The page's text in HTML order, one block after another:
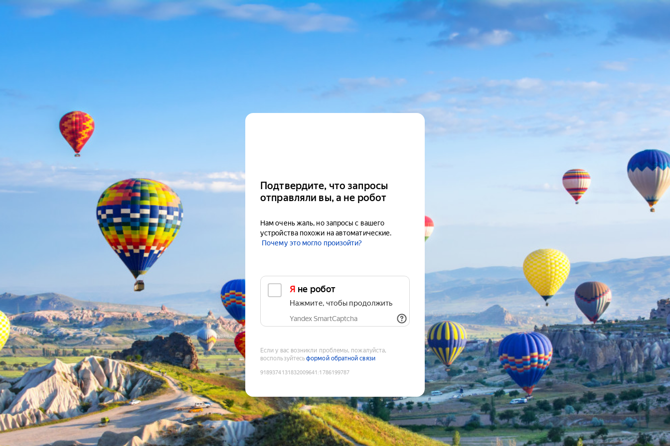
Подтвердите, что запросы
отправляли вы, а не робот
Нам очень жаль, но запросы с вашего
устройства похожи на автоматические.
Почему это могло произойти?
Я не робот
Нажмите, чтобы продолжить
Yandex SmartCaptcha
Если у вас возникли проблемы, пожалуйста,
воспользуйтесьформой обратной связи
9189374131832009641 :1786199787